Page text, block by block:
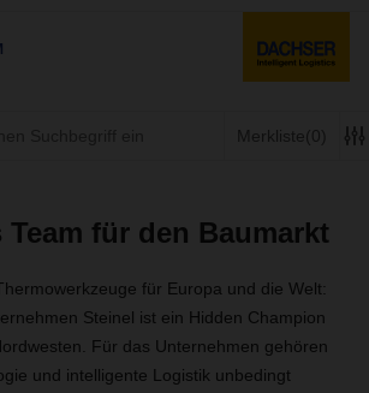
Merkliste(0)
Team für den Baumarkt
für Europa und die Welt:
Steinel ist ein Hidden Champion
Für das Unternehmen gehören
und intelligente Logistik unbedingt